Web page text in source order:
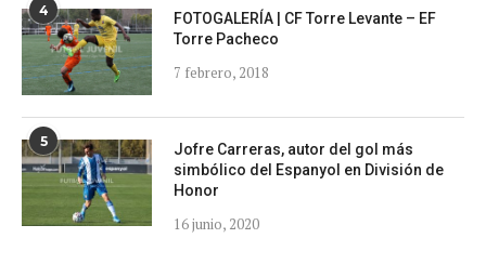
4
FOTOGALERÍA | CF Torre Levante – EF
Torre Pacheco
7 febrero, 2018
5
Jofre Carreras, autor del gol más
simbólico del Espanyol en División de
Honor
16 junio, 2020